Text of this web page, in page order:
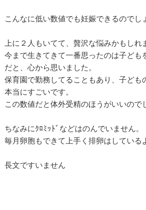
こんなに低い数値でも妊娠できるのでし
上に２人もいてて、贅沢な悩みかもしれ
今まで生きてきて一番思ったのは子ども
だと、心から思いました。
保育園で勤務してることもあり、子ども
本当にすごいです。
この数値だと体外受精のほうがいいので
ちなみにｸﾛﾐｯﾄﾞなどはのんでいません。
毎月卵胞もできて上手く排卵はしている
長文ですいません